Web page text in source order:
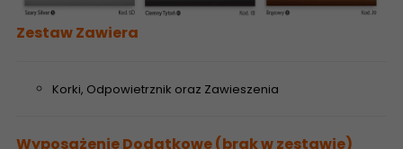
Zestaw Zawiera
Korki, Odpowietrznik oraz Zawieszenia
Wyposażenie Dodatkowe (brak w zestawie)